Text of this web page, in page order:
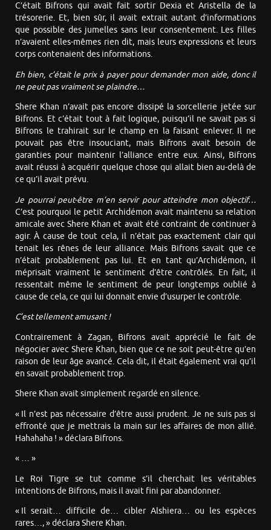
C’était Bifrons qui avait fait sortir Dexia et Aristella de la
trésorerie. Et, bien sûr, il avait extrait autant d’informations
que possible des jumelles sans leur consentement. Les filles
n’avaient elles-mêmes rien dit, mais leurs expressions et leurs
corps contenaient des informations.
Eh bien, c’était le prix à payer pour demander mon aide, donc il
ne peut pas vraiment se plaindre…
Shere Khan n’avait pas encore dissipé la sorcellerie jetée sur
Bifrons. Et c’était tout à fait logique, puisqu’il ne savait pas si
Bifrons le trahirait sur le champ en la faisant enlever. Il ne
pouvait pas être insouciant, mais Bifrons avait besoin de
garanties pour maintenir l’alliance entre eux. Ainsi, Bifrons
avait réussi à acquérir quelque chose qui allait bien au-delà de
ce qu’il avait prévu.
Je pourrai peut-être m’en servir pour atteindre mon objectif…
C’est pourquoi le petit Archidémon avait maintenu sa relation
amicale avec Shere Khan et avait été contraint de continuer à
agir. À cause de tout cela, il n’était pas exactement clair qui
tenait les rênes de leur alliance. Mais Bifrons savait que ce
n’était probablement pas lui. Et en tant qu’Archidémon, il
méprisait vraiment le sentiment d’être contrôlés. En fait, il
ressentait même le sentiment de peur longtemps oublié à
cause de cela, ce qui lui donnait envie d’usurper le contrôle.
C’est tellement amusant !
Contrairement à Zagan, Bifrons avait apprécié le fait de
négocier avec Shere Khan, bien que ce ne soit peut-être qu’en
raison de leur âge avancé. Cela dit, il était également vrai qu’il
en savait probablement trop.
Shere Khan avait simplement regardé en silence.
« Il n’est pas nécessaire d’être aussi prudent. Je ne suis pas si
effronté que je mettrais la main sur les affaires de mon allié.
Hahahaha ! » déclara Bifrons.
« … »
Le Roi Tigre se tut comme s’il cherchait les véritables
intentions de Bifrons, mais il avait fini par abandonner.
« Il serait… difficile de… cibler Alshiera… ou les espèces
rares…, » déclara Shere Khan.